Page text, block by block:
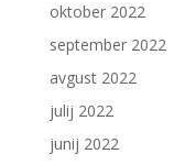
oktober 2022
september 2022
avgust 2022
julij 2022
junij 2022